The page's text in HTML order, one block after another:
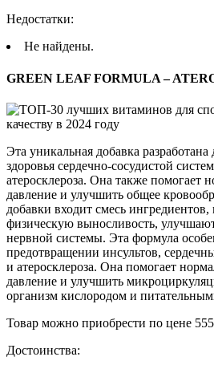
Недостатки:
Не найдены.
GREEN LEAF FORMULA –
Эта уникальная добавка
здоровья сердечно-сосудистой
атеросклероза. Она также помогает
давление и улучшить общее
добавки входит смесь
физическую выносливость,
нервной системы. Эта формула
предотвращении инсультов,
и атеросклероза. Она помогает
давление и улучшить
организм кислородом и
Товар можно приобрести по цене
Достоинства: